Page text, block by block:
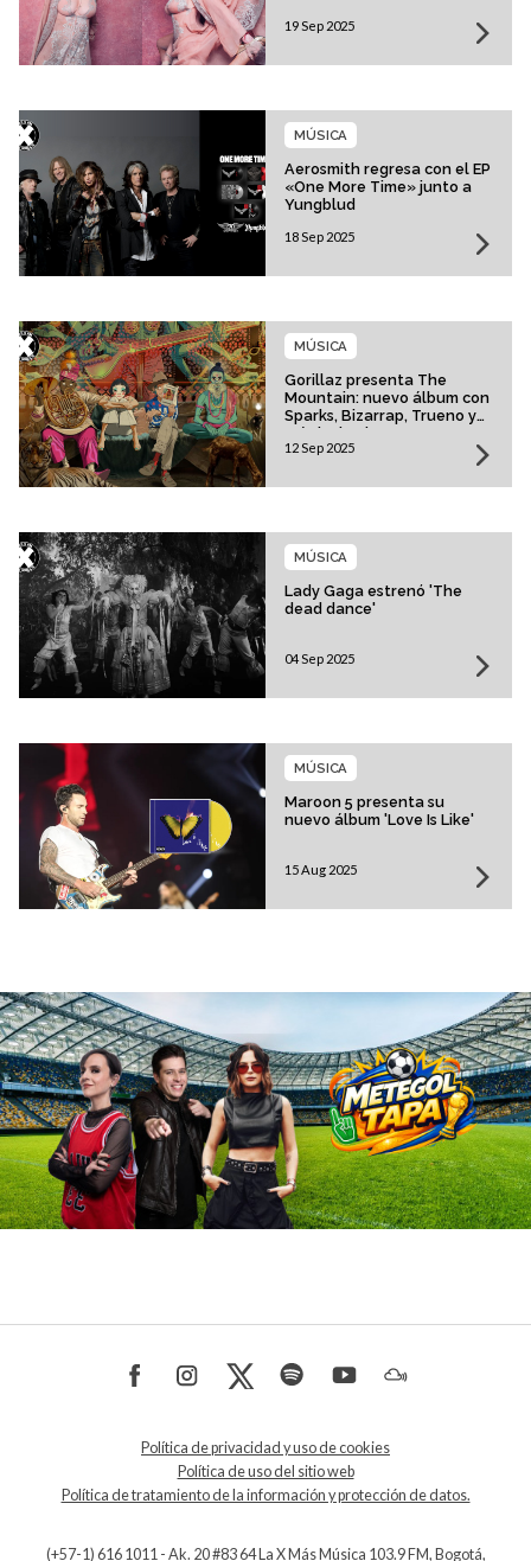
19 Sep 2025
Aerosmith regresa con el EP
«One More Time» junto a
Yungblud
MÚSICA
18 Sep 2025
Gorillaz presenta The
Mountain: nuevo álbum con
Sparks, Bizarrap, Trueno y
más invitados
MÚSICA
12 Sep 2025
Lady Gaga estrenó 'The
dead dance'
MÚSICA
04 Sep 2025
Maroon 5 presenta su
nuevo álbum 'Love Is Like'
MÚSICA
15 Aug 2025
Política de privacidad y uso de cookies
Política de uso del sitio web
Política de tratamiento de la información y protección de datos.
(+57-1) 616 1011 - Ak. 20 #83 64 La X Más Música 103.9 FM, Bogotá,